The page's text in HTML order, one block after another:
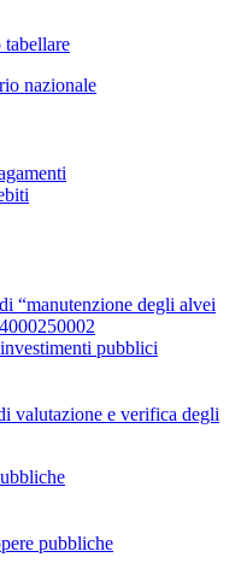
nazionale
“manutenzione degli alvei
pubblici
valutazione e verifica degli
pubbliche